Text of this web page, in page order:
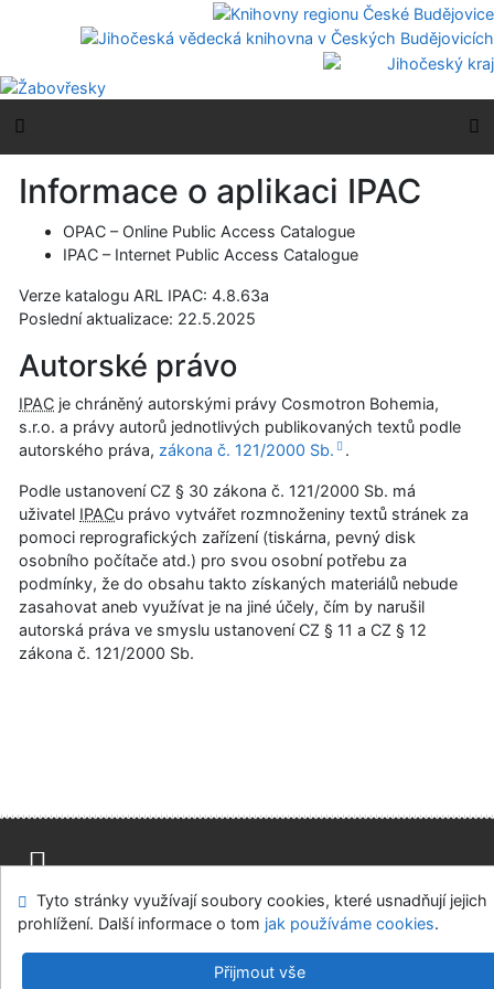
Přejít na menu
Informace o aplikaci IPAC
OPAC – Online Public Access Catalogue
IPAC – Internet Public Access Catalogue
Verze katalogu ARL IPAC: 4.8.63a
Poslední aktualizace: 22.5.2025
Autorské právo
IPAC je chráněný autorskými právy Cosmotron Bohemia,
s.r.o. a právy autorů jednotlivých publikovaných textů podle
autorského práva, zákona č. 121/2000 Sb. .
Podle ustanovení CZ § 30 zákona č. 121/2000 Sb. má
uživatel IPACu právo vytvářet rozmnoženiny textů stránek za
pomoci reprografických zařízení (tiskárna, pevný disk
osobního počítače atd.) pro svou osobní potřebu za
podmínky, že do obsahu takto získaných materiálů nebude
zasahovat aneb využívat je na jiné účely, čím by narušil
autorská práva ve smyslu ustanovení CZ § 11 a CZ § 12
zákona č. 121/2000 Sb.
Napište nám Mapa stránek Přístupnost
Soukromí
Nastavení cookies
Tyto stránky využívají soubory cookies, které usnadňují jejich
prohlížení. Další informace o tom jak používáme cookies.
Přijmout vše